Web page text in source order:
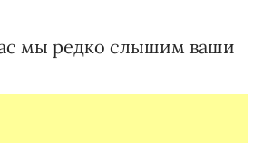
мы редко слышим ваши